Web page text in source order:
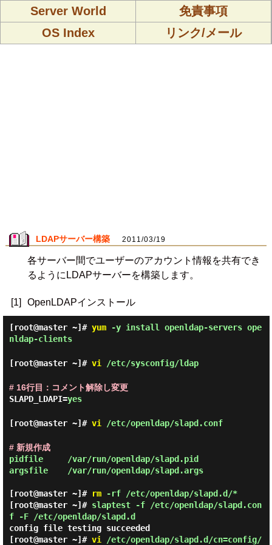
Server World
免責事項
OS Index
リンク/メール
LDAPサーバー構築 2011/03/19
各サーバー間でユーザーのアカウント情報を共有でき
るようにLDAPサーバーを構築します。
[1] OpenLDAPインストール
[root@master ~]# yum-y install openldap-servers ope
nldap-clients
[root@master ~]# vi /etc/sysconfig/ldap
# 16行目：コメント解除し変更
SLAPD_LDAPI=yes
[root@master ~]# vi /etc/openldap/slapd.conf
# 新規作成
pidfile     /var/run/openldap/slapd.pid
argsfile    /var/run/openldap/slapd.args
[root@master ~]# rm-rf /etc/openldap/slapd.d/*
[root@master ~]# slaptest -f /etc/openldap/slapd.con
f -F /etc/openldap/slapd.d
config file testing succeeded
[root@master ~]# vi /etc/openldap/slapd.d/cn=config/